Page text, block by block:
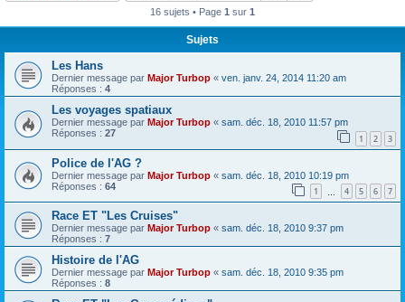
16 sujets • Page 1 sur 1
Sujets
Les Hans
Dernier message par Major Turbop « ven. janv. 24, 2014 11:20 am
Réponses : 4
Les voyages spatiaux
Dernier message par Major Turbop « sam. déc. 18, 2010 11:57 pm
Réponses : 27 1 2 3
Police de l'AG ?
Dernier message par Major Turbop « sam. déc. 18, 2010 10:19 pm
Réponses : 64 1 4 5 6 7
Race ET "Les Cruises"
Dernier message par Major Turbop « sam. déc. 18, 2010 9:37 pm
Réponses : 7
Histoire de l'AG
Dernier message par Major Turbop « sam. déc. 18, 2010 9:35 pm
Réponses : 8